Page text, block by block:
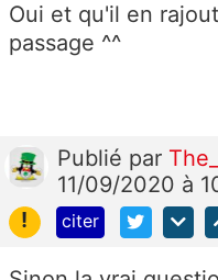
Oui et qu'il en
passage ^^
Publié par
11/09/2020 à
!
citer